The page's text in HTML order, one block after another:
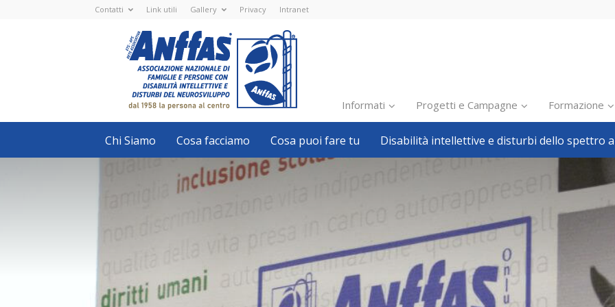
Contatti Link utili Gallery Privacy Intranet
Nazionale
ETS
-
APS
Associazione
Nazionale
di
Famiglie
e
con
disabilità
intellettive
neurosviluppo
Informati
Inclusione scolastica
Inclusione lavorativa
Politiche sociali
Pillole
Formazione
Avvisi, bandi
Welfare locale
Progetti e Campagne Formazione
Chi Siamo Cosa facciamo Cosa puoi fare tu Disabilità intellettive e disturbi dello spettro